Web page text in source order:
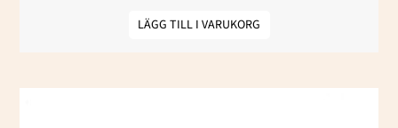
LÄGG TILL I VARUKORG